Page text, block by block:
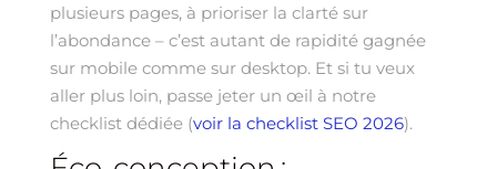
plusieurs pages, à prioriser la clarté sur
l’abondance – c’est autant de rapidité gagnée
sur mobile comme sur desktop. Et si tu veux
aller plus loin, passe jeter un œil à notre
checklist dédiée (voir la checklist SEO 2026).